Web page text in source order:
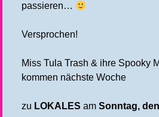
passieren…
Versprochen!
Miss Tula Trash & ihre Spooky
kommen nächste Woche
zu LOKALES am Sonntag,